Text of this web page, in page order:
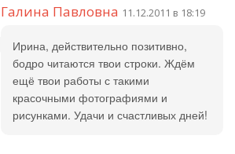
Галина Павловна 11.12.2011 в 18:19
Ирина, действительно позитивно,
бодро читаются твои строки. Ждём
ещё твои работы с такими
красочными фотографиями и
рисунками. Удачи и счастливых дней!